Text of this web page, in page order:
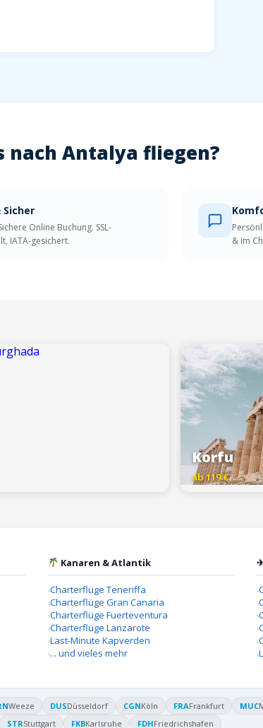
nach Antalya fliegen?
Sicher
Online Buchung. SSL-
IATA-gesichert.
& im
Korfu
ab 119 €
Kanaren & Atlantik
Charterflüge Teneriffa
Charterflüge Gran Canaria
Charterflüge Fuerteventura
Charterflüge Lanzarote
Last-Minute Kapverden
... und vieles mehr
Weeze DUSDüsseldorf CGNKöln FRAFrankfurt MUC
STRStuttgart FKBKarlsruhe FDHFriedrichshafen